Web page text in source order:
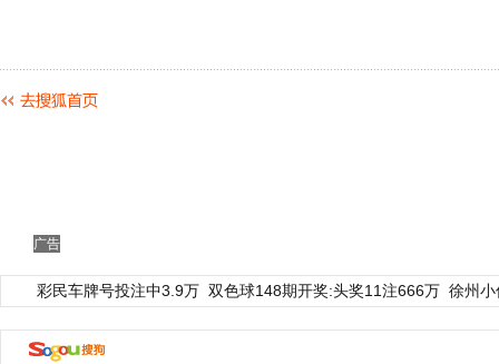
广告
彩民车牌号投注中3.9万 双色球148期开奖:头奖11注666万 徐州